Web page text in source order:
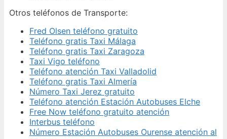
Otros teléfonos de Transporte:
Fred Olsen teléfono gratuito
Teléfono gratis Taxi Málaga
Teléfono gratis Taxi Zaragoza
Taxi Vigo teléfono
Teléfono atención Taxi Valladolid
Teléfono gratis Taxi Almería
Número Taxi Jerez gratuito
Teléfono atención Estación Autobuses Elche
Free Now teléfono gratuito atención
Interbus teléfono
Número Estación Autobuses Ourense atención al